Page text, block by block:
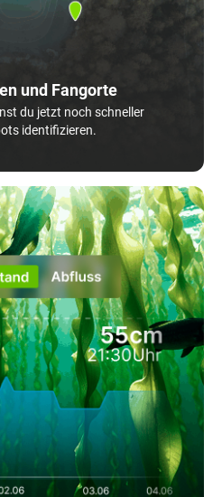
und Fangorte
du jetzt noch schneller
identifizieren.